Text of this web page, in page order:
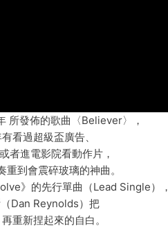
所發佈的歌曲〈Believer〉，
看過超級盃廣告、
者進電影院看動作片，
到會震碎玻璃的神曲。
》的先行單曲（Lead Single），
Dan Reynolds）把
重新捏起來的自白。